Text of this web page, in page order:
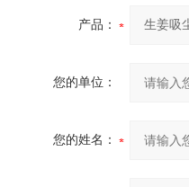
产品：
您的单位：
您的姓名：